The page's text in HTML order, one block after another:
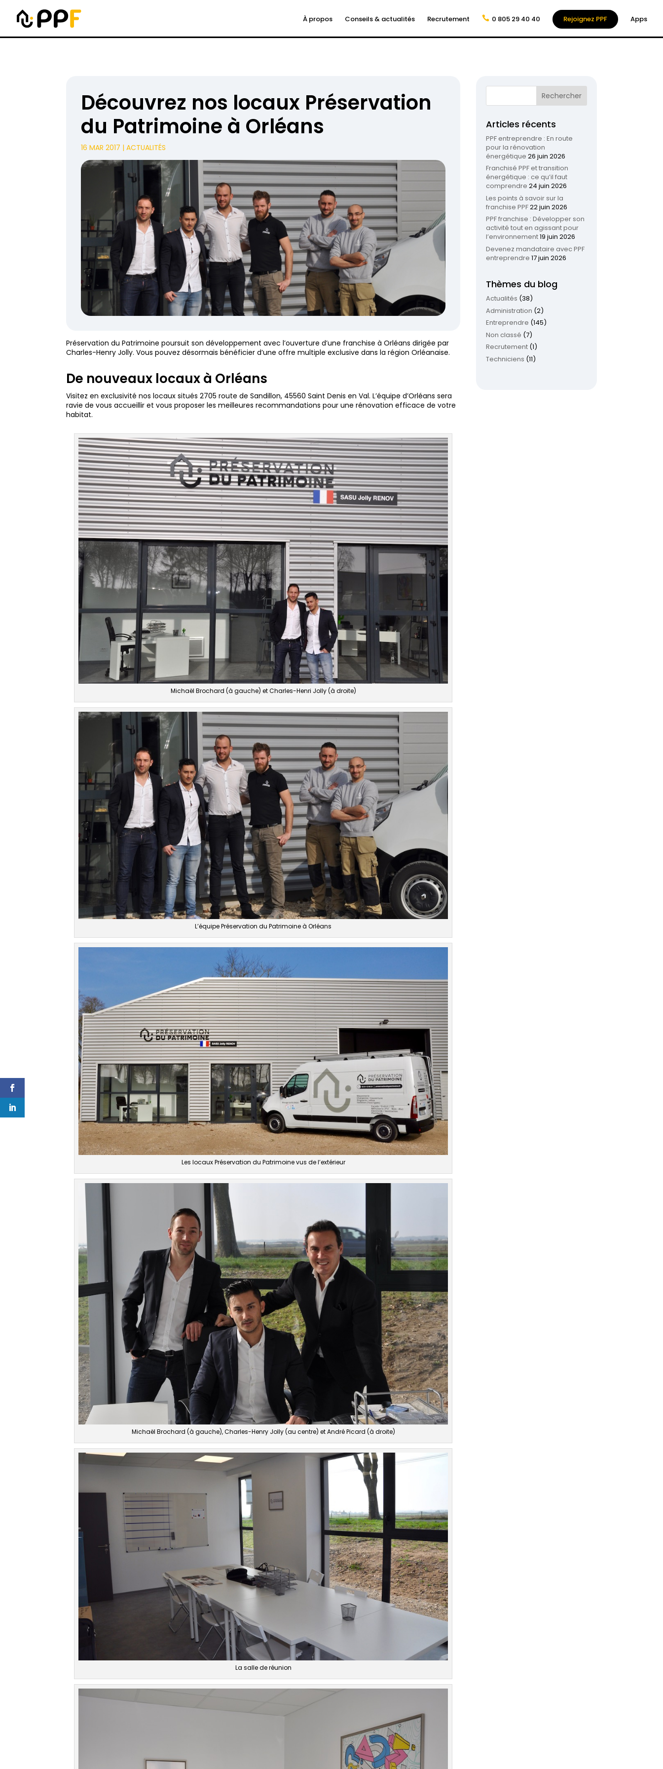
À propos Conseils & actualités Recrutement 0 805 29 40 40 Rejoignez PPF Apps
Découvrez nos locaux Préservation
du Patrimoine à Orléans
16 MAR 2017 |ACTUALITÉS
Préservation du Patrimoine poursuit son développement avec l’ouverture d’une franchise à Orléans dirigée par
Charles-Henry Jolly. Vous pouvez désormais bénéficier d’une offre multiple exclusive dans la région Orléanaise.
De nouveaux locaux à Orléans
Visitez en exclusivité nos locaux situés 2705 route de Sandillon, 45560 Saint Denis en Val. L’équipe d’Orléans sera
ravie de vous accueillir et vous proposer les meilleures recommandations pour une rénovation efficace de votre
habitat.
Michaël Brochard (à gauche) et Charles-Henri Jolly (à droite)
L’équipe Préservation du Patrimoine à Orléans
Les locaux Préservation du Patrimoine vus de l’extérieur
Michaël Brochard (à gauche), Charles-Henry Jolly (au centre) et André Picard (à droite)
La salle de réunion
Articles récents
PPF entreprendre : En route
pour la rénovation
énergétique 26 juin 2026
Franchisé PPF et transition
énergétique : ce qu’il faut
comprendre 24 juin 2026
Les points à savoir sur la
franchise PPF22 juin 2026
PPF franchise : Développer son
activité tout en agissant pour
l’environnement19 juin 2026
Devenez mandataire avec PPF
entreprendre 17 juin 2026
Thèmes du blog
Actualités (38)
Administration (2)
Entreprendre (145)
Non classé (7)
Recrutement(1)
Techniciens (11)